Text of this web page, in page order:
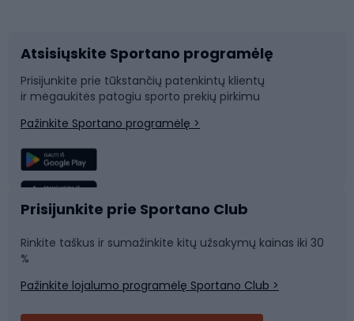
Dviračių dalys
Laipiojimas
Žvejyba
Sportinė medicina
Rogutės ir čiuožynės
Snieglenčių sportas
Plaukimas
Komandinis sportas
Atsisiųskite Sportano programėlę
Prisijunkite prie tūkstančių patenkintų klientų
ir mėgaukitės patogiu sporto prekių pirkimu
Pažinkite Sportano programėlę >
Prisijunkite prie Sportano Club
Rinkite taškus ir sumažinkite kitų užsakymų kainas iki 30
%
Pažinkite lojalumo programėlę Sportano Club >